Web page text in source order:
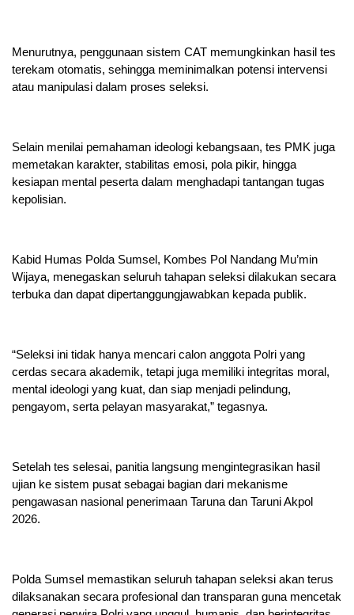
Menurutnya, penggunaan sistem CAT memungkinkan hasil tes
terekam otomatis, sehingga meminimalkan potensi intervensi
atau manipulasi dalam proses seleksi.
Selain menilai pemahaman ideologi kebangsaan, tes PMK juga
memetakan karakter, stabilitas emosi, pola pikir, hingga
kesiapan mental peserta dalam menghadapi tantangan tugas
kepolisian.
Kabid Humas Polda Sumsel, Kombes Pol Nandang Mu’min
Wijaya, menegaskan seluruh tahapan seleksi dilakukan secara
terbuka dan dapat dipertanggungjawabkan kepada publik.
“Seleksi ini tidak hanya mencari calon anggota Polri yang
cerdas secara akademik, tetapi juga memiliki integritas moral,
mental ideologi yang kuat, dan siap menjadi pelindung,
pengayom, serta pelayan masyarakat,” tegasnya.
Setelah tes selesai, panitia langsung mengintegrasikan hasil
ujian ke sistem pusat sebagai bagian dari mekanisme
pengawasan nasional penerimaan Taruna dan Taruni Akpol
2026.
Polda Sumsel memastikan seluruh tahapan seleksi akan terus
dilaksanakan secara profesional dan transparan guna mencetak